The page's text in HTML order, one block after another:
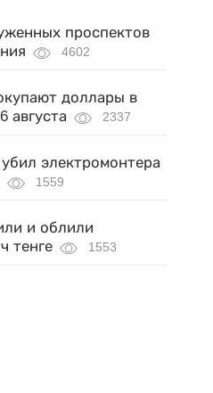
проспектов
4602
доллары в
августа
2337
электромонтера
1559
и облили
тенге
1553